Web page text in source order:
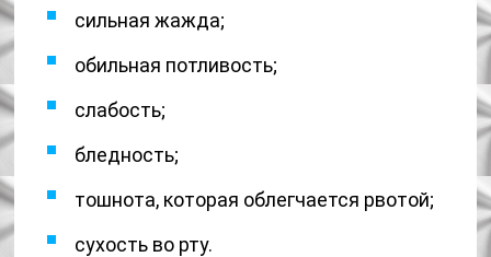
сильная жажда;
обильная потливость;
слабость;
бледность;
тошнота, которая облегчается рвотой;
сухость во рту.